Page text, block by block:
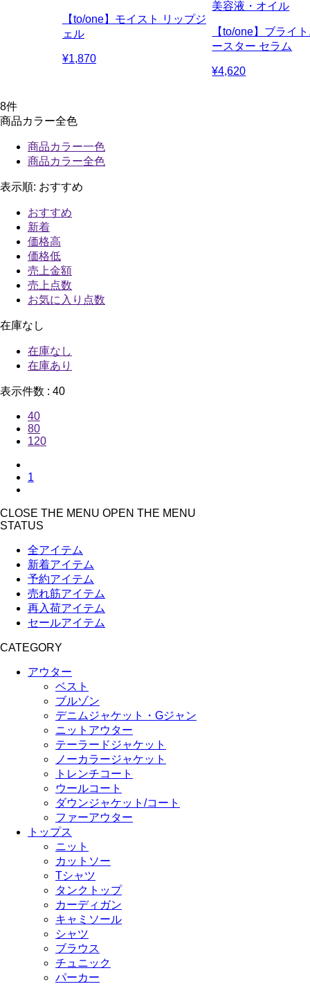
【to/one】モイスト リップジ
ェル
¥1,870
美容液・オイル
【to/one】ブライ
ースター セラム
¥4,620
8件
商品カラー全色
商品カラー一色
商品カラー全色
表示順: おすすめ
おすすめ
新着
価格高
価格低
売上金額
売上点数
お気に入り点数
在庫なし
在庫なし
在庫あり
表示件数 : 40
40
80
120
1
CLOSE THE MENU OPEN THE MENU
STATUS
全アイテム
新着アイテム
予約アイテム
売れ筋アイテム
再入荷アイテム
セールアイテム
CATEGORY
アウター
ベスト
ブルゾン
デニムジャケット・Gジャン
ニットアウター
テーラードジャケット
ノーカラージャケット
トレンチコート
ウールコート
ダウンジャケット/コート
ファーアウター
トップス
ニット
カットソー
Tシャツ
タンクトップ
カーディガン
キャミソール
シャツ
ブラウス
チュニック
パーカー